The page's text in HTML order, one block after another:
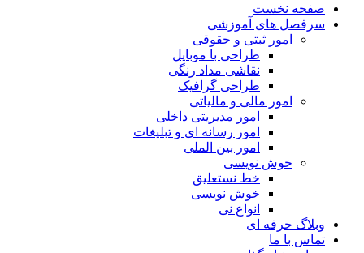
صفحه نخست
سرفصل های آموزشی
امور ثبتی و حقوقی
طراحی با موبایل
نقاشی مداد رنگی
طراحی گرافیک
امور مالی و مالیاتی
امور مدیریتی داخلی
امور رسانه ای و تبلیغات
امور بین الملی
خوش نویسی
خط نستعلیق
خوش نویسی
انواع نی
وبلاگ حرفه ای
تماس با ما